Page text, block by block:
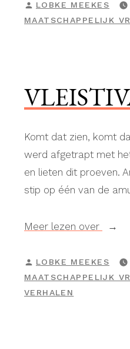
GEPLAATST
DOOR
LOBKE MEEKES
MAATSCHAPPELIJK
Komt dat zien, komt
werd afgetrapt met
en lieten dit proeven.
stip op één van de
Meer lezen over
GEPLAATST
DOOR
LOBKE MEEKES
MAATSCHAPPELIJK
VERHALEN